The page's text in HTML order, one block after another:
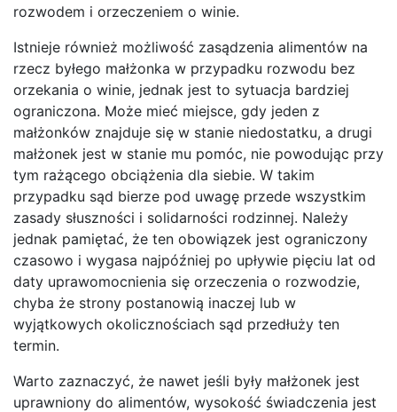
rozwodem i orzeczeniem o winie.
Istnieje również możliwość zasądzenia alimentów na
rzecz byłego małżonka w przypadku rozwodu bez
orzekania o winie, jednak jest to sytuacja bardziej
ograniczona. Może mieć miejsce, gdy jeden z
małżonków znajduje się w stanie niedostatku, a drugi
małżonek jest w stanie mu pomóc, nie powodując przy
tym rażącego obciążenia dla siebie. W takim
przypadku sąd bierze pod uwagę przede wszystkim
zasady słuszności i solidarności rodzinnej. Należy
jednak pamiętać, że ten obowiązek jest ograniczony
czasowo i wygasa najpóźniej po upływie pięciu lat od
daty uprawomocnienia się orzeczenia o rozwodzie,
chyba że strony postanowią inaczej lub w
wyjątkowych okolicznościach sąd przedłuży ten
termin.
Warto zaznaczyć, że nawet jeśli były małżonek jest
uprawniony do alimentów, wysokość świadczenia jest